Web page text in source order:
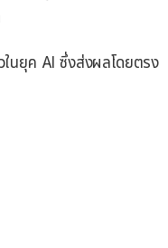
นยุค AI ซึ่งส่งผลโดยตรง